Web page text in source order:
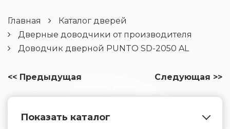
Главная
Каталог дверей
Дверные доводчики от производителя
Доводчик дверной PUNTO SD-2050 AL
<< Предыдущая Следующая >>
Показать каталог